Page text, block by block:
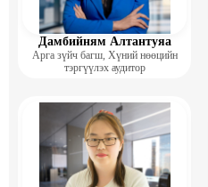
Дамбийням Алтантуяа
Арга зүйч багш, Хүний нөөцийн
тэргүүлэх аудитор